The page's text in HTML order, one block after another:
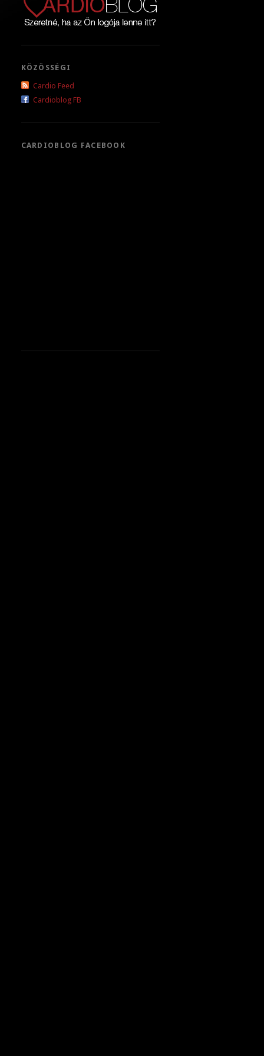
KÖZÖSSÉGI
Cardio Feed
Cardioblog FB
CARDIOBLOG FACEBOOK